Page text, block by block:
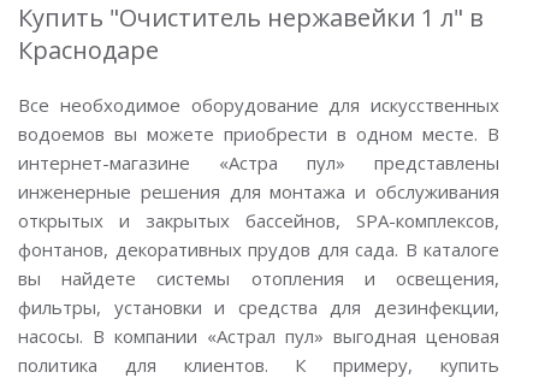
Купить "Очиститель нержавейки 1 л" в
Краснодаре
Все необходимое оборудование для искусственных
водоемов вы можете приобрести в одном месте. В
интернет-магазине «Астра пул» представлены
инженерные решения для монтажа и обслуживания
открытых и закрытых бассейнов, SPA-комплексов,
фонтанов, декоративных прудов для сада. В каталоге
вы найдете системы отопления и освещения,
фильтры, установки и средства для дезинфекции,
насосы. В компании «Астрал пул» выгодная ценовая
политика для клиентов. К примеру, купить